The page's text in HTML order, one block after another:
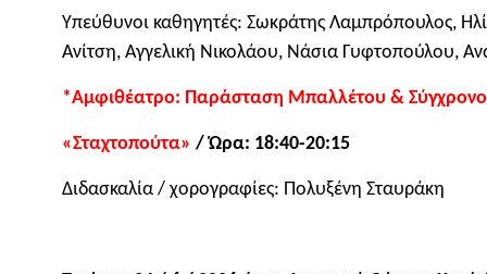
Υπεύθυνοι καθηγητές: Σωκράτης Λαμπρόπουλος,
Ανίτση, Αγγελική Νικολάου, Νάσια Γυφτοπούλου,
*Αμφιθέατρο: Παράσταση Μπαλλέτου &
«Σταχτοπούτα» / Ώρα: 18:40-20:15
Διδασκαλία / χορογραφίες: Πολυξένη Σταυράκη